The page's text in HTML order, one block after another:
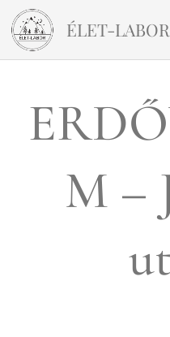
ÉLET-LABOR
M –